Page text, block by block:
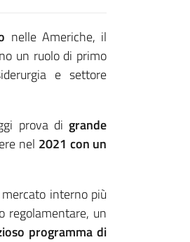
nelle Americhe, il
un ruolo di primo
e settore
prova di grande
nel 2021 con un
interno più
regolamentare, un
programma di